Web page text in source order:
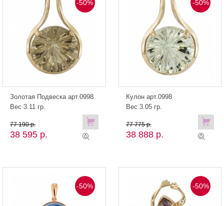
-50%
Золотая Подвеска арт.0998
Вес 3.11 гр.
38 595 р.
77 190 р.
-50%
Кулон арт.0998
Вес 3.05 гр.
38 888 р.
77 775 р.
-50% -50%